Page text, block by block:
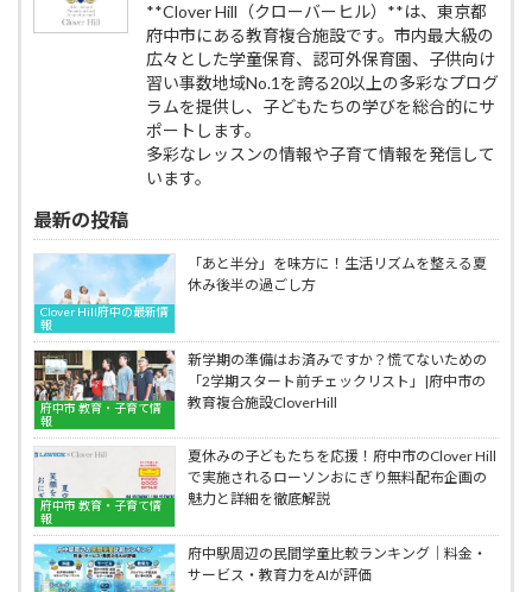
CloverHill
Hill
ン
教
室
JDAC
キ
ッ
ズ
ダ
ン
ス
ス
ク
ー
ル
Clover
Hill
供
ッ
プ
ッ
プ
ダ
ン
ス
室
JDAC
キ
ッ
ズ
ダ
ン
ス
で“人
と
の
わ
る
入
自
己
肯
と
協
を
育
**Clover Hill（クローバーヒル）**は、東京都
府中市にある教育複合施設です。市内最大級の
広々とした学童保育、認可外保育園、子供向け
習い事数地域No.1を誇る20以上の多彩なプログ
ラムを提供し、子どもたちの学びを総合的にサ
ポートします。
多彩なレッスンの情報や子育て情報を発信して
います。
最新の投稿
Clover Hill府中の最新情
報
「あと半分」を味方に！生活リズムを整える夏
休み後半の過ごし方
府中市 教育・子育て情
報
新学期の準備はお済みですか？慌てないための
「2学期スタート前チェックリスト」|府中市の
教育複合施設CloverHill
府中市 教育・子育て情
報
夏休みの子どもたちを応援！府中市のClover Hill
で実施されるローソンおにぎり無料配布企画の
魅力と詳細を徹底解説
府中駅周辺の民間学童比較ランキング｜料金・
サービス・教育力をAIが評価